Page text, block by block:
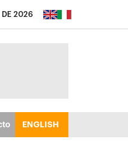
DE 2026
ENGLISH